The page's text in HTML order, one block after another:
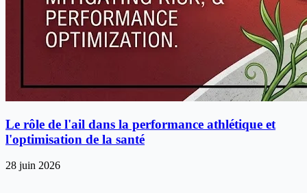
Le rôle de l'ail dans la performance athlétique et
l'optimisation de la santé
28 juin 2026